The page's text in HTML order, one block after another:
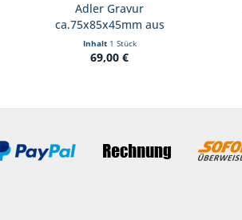
Adler Gravur
ca.75x85x45mm aus
schwarzem Obsidian
Inhalt 1 Stück
69,00 €